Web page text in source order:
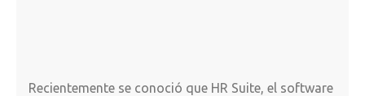
Recientemente se conoció que HR Suite, el software